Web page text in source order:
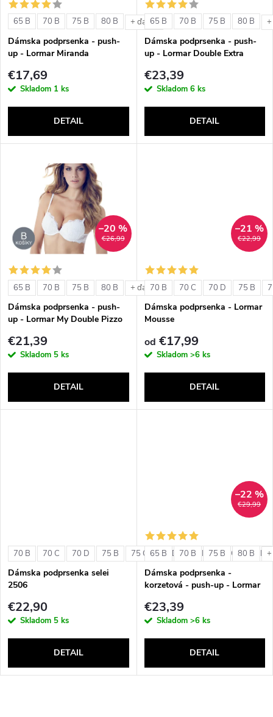
e
p
r
d
t
o
v
s
p
r
o
d
t
o
v
65 B 70 B 75 B 80 B + ďalšie
Dámska podprsenka - push-
up - Lormar Miranda
€17,69
Skladom 1 ks
DETAIL
65 B 70 B 75 B 80 B
Dámska podprsenka - push-
up - Lormar Double Extra
€23,39
Skladom 6 ks
DETAIL
€26,99
–20 %
65 B 70 B 75 B 80 B + ďalšie
Dámska podprsenka - push-
up - Lormar My Double Pizzo
€21,39
Skladom 5 ks
DETAIL
€22,99
–21 %
70 B 70 C 70 D 75 B
Dámska podprsenka - Lormar
Mousse
od €17,99
Skladom >6 ks
DETAIL
70 B 70 C 70 D 75 B 75 C 75 D 80 B 80 C 80 D
Dámska podprsenka selei
2506
€22,90
Skladom 5 ks
DETAIL
€29,99
–22 %
65 B 70 B 75 B 80 B
Dámska podprsenka -
korzetová - push-up - Lormar
€23,39
Skladom >6 ks
DETAIL